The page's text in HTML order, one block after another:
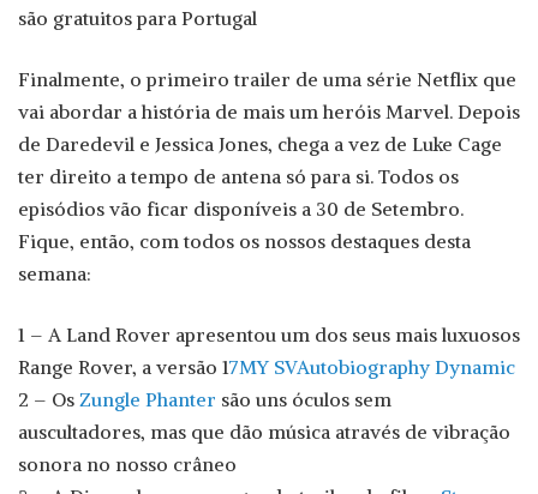
são gratuitos para Portugal
Finalmente, o primeiro trailer de uma série Netflix que
vai abordar a história de mais um heróis Marvel. Depois
de Daredevil e Jessica Jones, chega a vez de Luke Cage
ter direito a tempo de antena só para si. Todos os
episódios vão ficar disponíveis a 30 de Setembro.
Fique, então, com todos os nossos destaques desta
semana:
1 – A Land Rover apresentou um dos seus mais luxuosos
Range Rover, a versão 17MY SVAutobiography Dynamic
2 – Os Zungle Phanter são uns óculos sem
auscultadores, mas que dão música através de vibração
sonora no nosso crâneo